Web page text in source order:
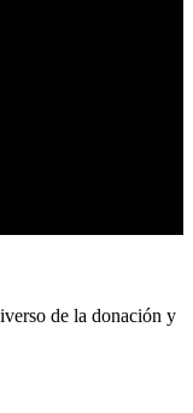
de la donación y